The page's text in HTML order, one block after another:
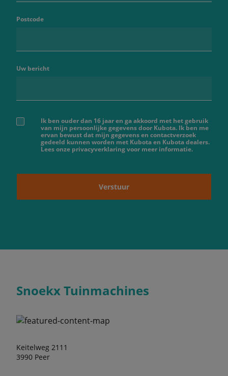
Postcode
Uw bericht
Ik ben ouder dan 16 jaar en ga akkoord met het gebruik
van mijn persoonlijke gegevens door Kubota. Ik ben me
ervan bewust dat mijn gegevens en contactverzoek
gedeeld kunnen worden met Kubota en Kubota dealers.
Lees onze privacyverklaring voor meer informatie.
Verstuur
Snoekx Tuinmachines
Keitelweg 2111
3990 Peer